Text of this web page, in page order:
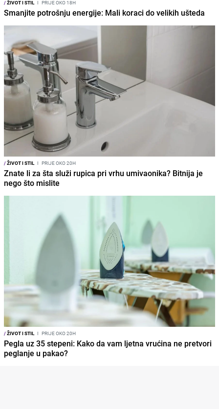
/ŽIVOT I STIL I PRIJE OKO 18H
Smanjite potrošnju energije: Mali koraci do velikih ušteda
/ŽIVOT I STIL I PRIJE OKO 20H
Znate li za šta služi rupica pri vrhu umivaonika? Bitnija je
nego što mislite
/ŽIVOT I STIL I PRIJE OKO 20H
Pegla uz 35 stepeni: Kako da vam ljetna vrućina ne pretvori
peglanje u pakao?